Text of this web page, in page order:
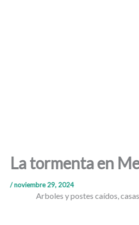
La tormenta en
/noviembre 29, 2024
Arboles y postes caídos,